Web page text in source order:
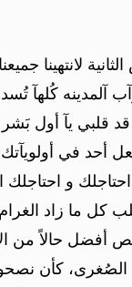
لانتهينا
آلمدينه كُلهآ
قلبي يآ أول
أحد في أولويآتك
و
كل ما زاد
أفضل حالاً من
الصُغرى، كأن